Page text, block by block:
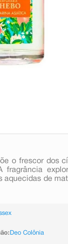
o frescor dos
fragrância
de
: Deo Colônia